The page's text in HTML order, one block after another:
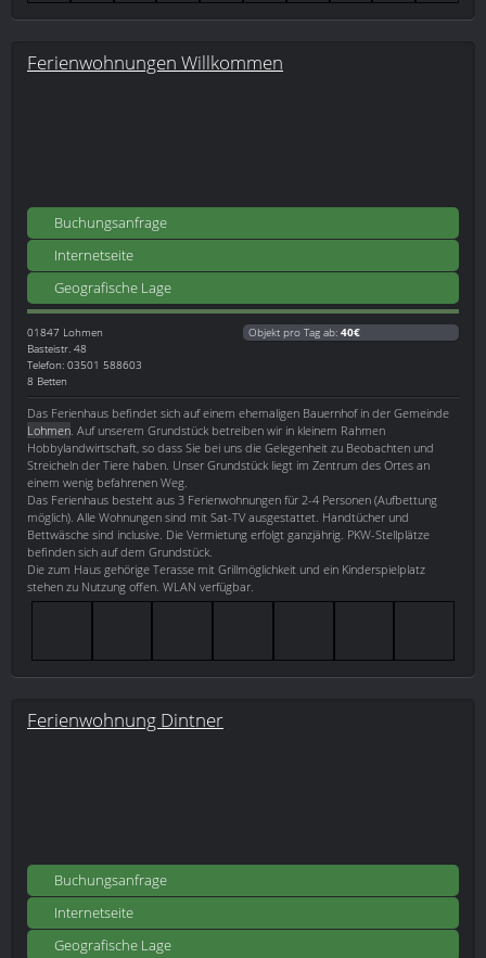
Ferienwohnungen Willkommen
Buchungsanfrage
Internetseite
Geografische Lage
01847 Lohmen
Basteistr. 48
Telefon: 03501 588603
8 Betten
Objekt pro Tag ab: 40€
Das Ferienhaus befindet sich auf einem ehemaligen Bauernhof in der Gemeinde
Lohmen . Auf unserem Grundstück betreiben wir in kleinem Rahmen
Hobbylandwirtschaft, so dass Sie bei uns die Gelegenheit zu Beobachten und
Streicheln der Tiere haben. Unser Grundstück liegt im Zentrum des Ortes an
einem wenig befahrenen Weg.
Das Ferienhaus besteht aus 3 Ferienwohnungen für 2-4 Personen (Aufbettung
möglich). Alle Wohnungen sind mit Sat-TV ausgestattet. Handtücher und
Bettwäsche sind inclusive. Die Vermietung erfolgt ganzjährig. PKW-Stellplätze
befinden sich auf dem Grundstück.
Die zum Haus gehörige Terasse mit Grillmöglichkeit und ein Kinderspielplatz
stehen zu Nutzung offen. WLAN verfügbar.
Ferienwohnung Dintner
Buchungsanfrage
Internetseite
Geografische Lage